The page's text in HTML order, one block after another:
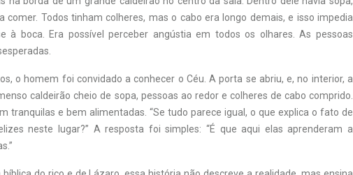
comer. Todos tinham colheres, mas o cabo era longo demais, e isso impedia
à boca. Era possível perceber angústia em todos os olhares. As pessoas
o homem foi convidado a conhecer o Céu. A porta se abriu, e, no interior, a
caldeirão cheio de sopa, pessoas ao redor e colheres de cabo comprido.
tranquilas e bem alimentadas. “Se tudo parece igual, o que explica o fato de
neste lugar?” A resposta foi simples: “É que aqui elas aprenderam a